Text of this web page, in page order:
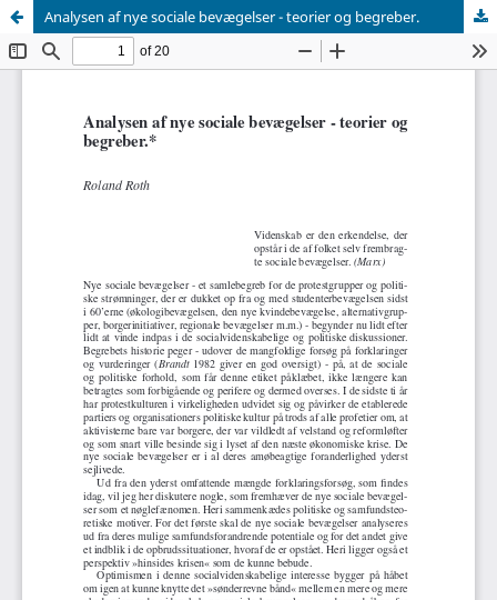
Analysen af nye sociale bevægelser - teorier og begreber.